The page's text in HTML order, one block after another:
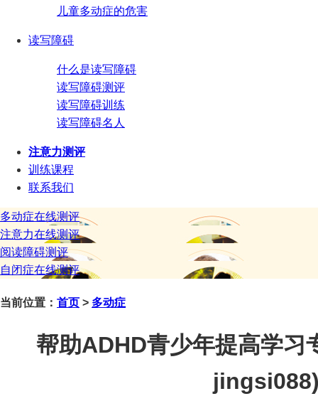
儿童多动症的危害
读写障碍
什么是读写障碍
读写障碍测评
读写障碍训练
读写障碍名人
注意力测评
训练课程
联系我们
多动症在线测评
注意力在线测评
阅读障碍测评
自闭症在线测评
当前位置： 首页 > 多动症
帮助ADHD青少年提高学习